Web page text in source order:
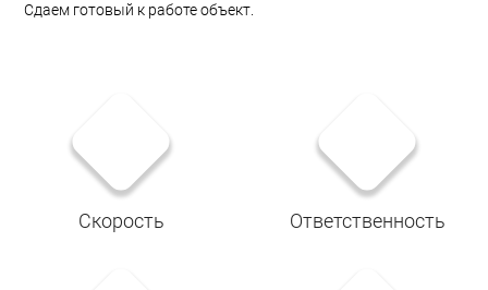
Сдаем готовый к работе объект.
Скорость Ответственность